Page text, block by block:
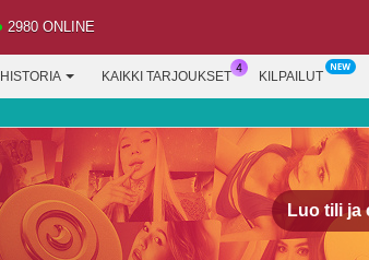
2980 ONLINE
HISTORIA KAIKKI TARJOUKSET KILPAILUT
Luo tili ja